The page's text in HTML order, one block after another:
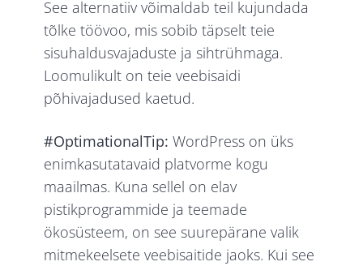
See alternatiiv võimaldab teil kujundada
tõlke töövoo, mis sobib täpselt teie
sisuhaldusvajaduste ja sihtrühmaga.
Loomulikult on teie veebisaidi
põhivajadused kaetud.
#OptimationalTip: WordPress on üks
enimkasutatavaid platvorme kogu
maailmas. Kuna sellel on elav
pistikprogrammide ja teemade
ökosüsteem, on see suurepärane valik
mitmekeelsete veebisaitide jaoks. Kui see